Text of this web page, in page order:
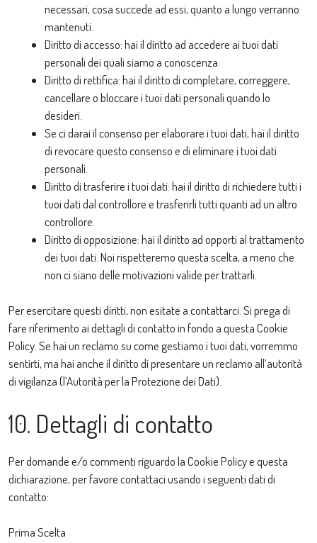
necessari, cosa succede ad essi, quanto a lungo verranno
mantenuti.
Diritto di accesso: hai il diritto ad accedere ai tuoi dati
personali dei quali siamo a conoscenza.
Diritto di rettifica: hai il diritto di completare, correggere,
cancellare o bloccare i tuoi dati personali quando lo
desideri.
Se ci darai il consenso per elaborare i tuoi dati, hai il diritto
di revocare questo consenso e di eliminare i tuoi dati
personali.
Diritto di trasferire i tuoi dati: hai il diritto di richiedere tutti i
tuoi dati dal controllore e trasferirli tutti quanti ad un altro
controllore.
Diritto di opposizione: hai il diritto ad opporti al trattamento
dei tuoi dati. Noi rispetteremo questa scelta, a meno che
non ci siano delle motivazioni valide per trattarli.
Per esercitare questi diritti, non esitate a contattarci. Si prega di
fare riferimento ai dettagli di contatto in fondo a questa Cookie
Policy. Se hai un reclamo su come gestiamo i tuoi dati, vorremmo
sentirti, ma hai anche il diritto di presentare un reclamo all’autorità
di vigilanza (l’Autorità per la Protezione dei Dati).
10. Dettagli di contatto
Per domande e/o commenti riguardo la Cookie Policy e questa
dichiarazione, per favore contattaci usando i seguenti dati di
contatto:
Prima Scelta